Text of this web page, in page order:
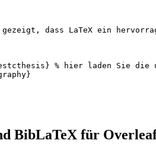
gezeigt, dass LaTeX ein
% hier laden Sie die
BibLaTeX für